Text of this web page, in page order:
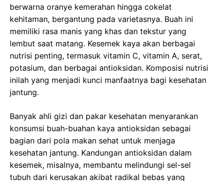
berwarna oranye kemerahan hingga cokelat
kehitaman, bergantung pada varietasnya. Buah ini
memiliki rasa manis yang khas dan tekstur yang
lembut saat matang. Kesemek kaya akan berbagai
nutrisi penting, termasuk vitamin C, vitamin A, serat,
potasium, dan berbagai antioksidan. Komposisi nutrisi
inilah yang menjadi kunci manfaatnya bagi kesehatan
jantung.
Banyak ahli gizi dan pakar kesehatan menyarankan
konsumsi buah-buahan kaya antioksidan sebagai
bagian dari pola makan sehat untuk menjaga
kesehatan jantung. Kandungan antioksidan dalam
kesemek, misalnya, membantu melindungi sel-sel
tubuh dari kerusakan akibat radikal bebas yang